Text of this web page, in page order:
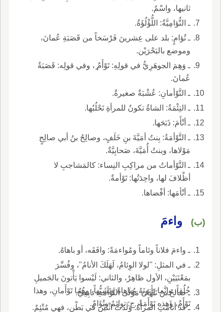
ثانيها، واسْمٌ.
ـ التُّؤامِيَّةُ: اللُّؤْلُؤَةُ.
ـ تُؤامٍ: بلد على عِشرينَ فَرْسَخاً من قَصَبَةِ عُمانَ،
وموضع بالبَحْرَيْن.
ـ وَهِمَ الجوهَرِيُّ في قولِهِ: تَوْأَمٌ ٍ، وفي قولِه: قَصَبَةُ
عُمانَ.
ـ التَّوْأمانِ: عُشْبَةٌ صغيرةٌ.
ـ التِئْمَةُ: الشاةُ تكونُ للمرأةِ تَحْلُبُها.
ـ أتْأَمَ: ذَبَحَها.
ـ التَّوْأمَةُ: بِنتُ أمَيَّةَ بنِ خَلَفٍ، وصالِحُ بنُ أبي صالِحٍ
مَوْلاها، وبنتُ أُمَيَّةَ، صَحابِيَّةٌ.
ـ التَّوْأماتُ من مراكِبِ النِساء: كالمَشاجبِ لا
أظْلافَ لها، واحِدَتُها: تَوْأمةٌ.
ـ أتْأمَها: أفْضاها.
(ب) واءمَ
ـ واءمَ فلاناً وئاماً ومُواءمَةً: وافَقَه، أو باهاهُ.
ـ في المثلِ: ''لولا الوِئامُ، لَهَلَكَ الأنامُ''، وفُسِّرَ
بمَعْنَيَيْنِ، الأول ظاهِرٌ، والثاني: لَيْسوا يَأْتونَ بالجَميلِ
خُلُقاً، وإنَّما يَأتونَهُ مُباهاةً وتَشَبُّهاً، وهُما تَوْأَمانِ، وهذا
تَوْأَمٌ، وهذه تَوْأَمَةٌ, ج: توائِمُ وتُؤَامٌ.
ـ صالحُ بنُ نَبْهانَ مَوْلَى التَّوْأَمَةِ: تابِعِيٌّ.
ـ قد أتأَمَتِ المرأةُ: وَلَدَتْ اثْنَيْنِ في بَطْنٍ، فهي مُتْئِمٌ.